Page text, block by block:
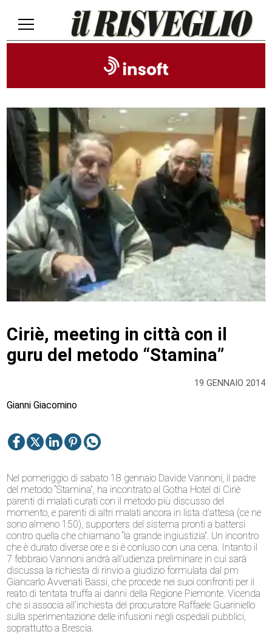
19 GENNAIO 2014
Ciriè, meeting in città con il
guru del metodo “Stamina”
Gianni Giacomino
Nel pomeriggio di sabato 18 gennaio Davide Vannoni, il padre
del metodo “Stamina”, ha incontrato al Gotha Hotel di Ciriè
parenti di malati curati con il metodo più discusso del
momento, e parenti di altri malati ancora in lista d’attesa (ce ne
sono almeno 150), supporters del sistema pronti a battersi
contro quella che chiamano “la grande ingiustizia”. Un incontro
che è durato diverse ore e si è conluso con una cena. Intanto il
7 febbraio Vannoni andrà all’udienza preliminare in cui sarà
discussa la richiesta di rinvio a giudizio formulata dal pm
Giancarlo Avvenati Bassi, che procede nei suoi confronti per il
reato di tentata truffa ai danni della Regione Piemonte. Vicenda
che si associa all’inchiesta del procuratore Raffaele Guariniello
sulla sperimentazione delle infusioni negli ospedali pubblici,
soprattutto a Brescia.